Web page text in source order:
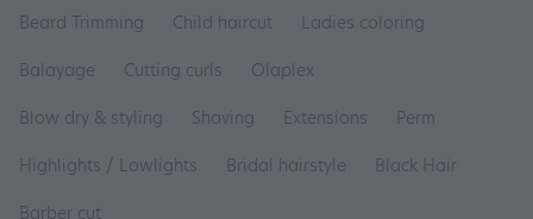
Beard Trimming
Child haircut
Ladies coloring
Balayage
Cutting curls
Olaplex
Blow dry & styling
Shaving Extensions
Perm
Highlights / Lowlights
Bridal hairstyle
Black Hair
Barber cut